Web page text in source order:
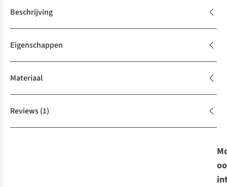
Beschrijving
Eigenschappen
Materiaal
Reviews(1)